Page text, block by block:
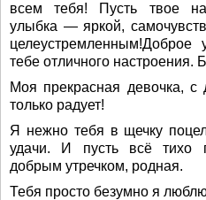
всем тебя! Пусть твое
улыбка — яркой,
тебе отличного настроения.
Моя прекрасная девочка, с
только радует!
Я нежно тебя в щечку
удачи. И пусть всё тихо
добрым утречком, родная.
Тебя просто безумно я